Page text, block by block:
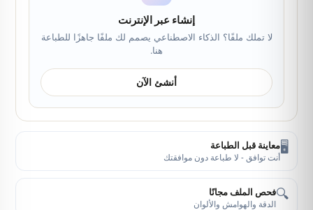
إنشاء عبر الإنترنت
لا تملك ملفًا؟ الذكاء الاصطناعي يصمم لك ملفًا جاهزًا للطباعة
هنا.
أنشئ الآن
🖥️معاينة قبل الطباعة
أنت توافق - لا طباعة دون موافقتك
🔍فحص الملف مجانًا
الدقة والهوامش والألوان